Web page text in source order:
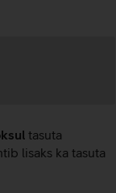
tasuta
lisaks ka tasuta